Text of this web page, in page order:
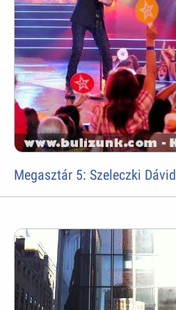
Megasztár 5: Szeleczki Dávid